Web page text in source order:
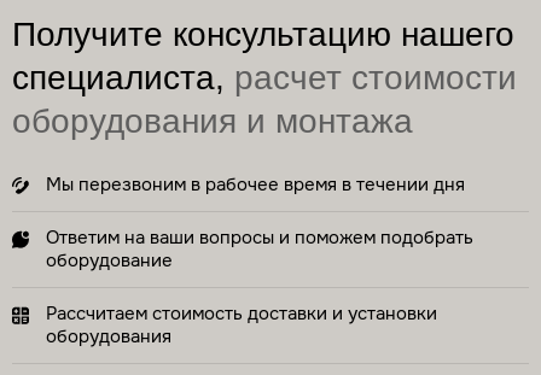
Получите консультацию нашего
специалиста, расчет стоимости
оборудования и монтажа
Мы перезвоним в рабочее время в течении дня
Ответим на ваши вопросы и поможем подобрать
оборудование
Рассчитаем стоимость доставки и установки
оборудования